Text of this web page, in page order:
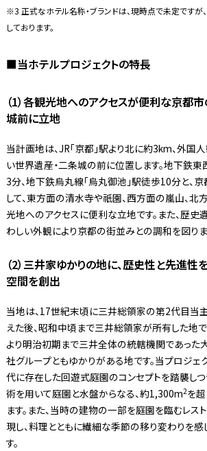
※3 正式なホテル名称・ブランドは、現時点で未定ですが
しております。
■当ホテルプロジェクトの特長
（1）各観光地へのアクセスが便利な京都
城前に立地
当計画地は、JR「京都」駅より北に約3km、外
い世界遺産・二条城の前に位置します。地下鉄東
3分、地下鉄烏丸線「烏丸御池」駅徒歩10分と、
して、東方面の清水寺や祇園、西方面の嵐山、北
光地へのアクセスに便利な立地です。また、歴
わしい外観により京都の街並みとの調和を図りま
（2）三井家ゆかりの地に、歴史性と先進
空間を創出
当地は、17世紀末頃に三井総領家の第2代目当
えた後、昭和中頃まで三井総領家が所有した地
より明治初期まで三井全体の統轄機関であった
社グループともゆかりがある地です。当プロジェ
代に存在した回遊式庭園のコンセプトを踏襲しつ
術を用いて庭園と水盤からなる、約1,300m2を
ます。また、当時の建物の一部を庭園を臨むレス
現し、料理とともに繊細な季節の移り変わりを感
す。